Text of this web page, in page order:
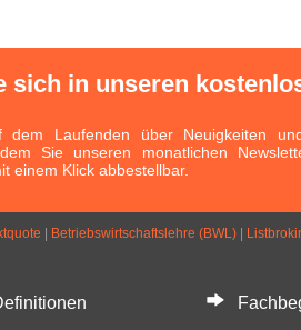
sich in unseren
Laufenden über Neuigkeiten
Sie unseren monatlichen
einem Klick abbestellbar.
Betriebswirtschaftslehre (BWL)